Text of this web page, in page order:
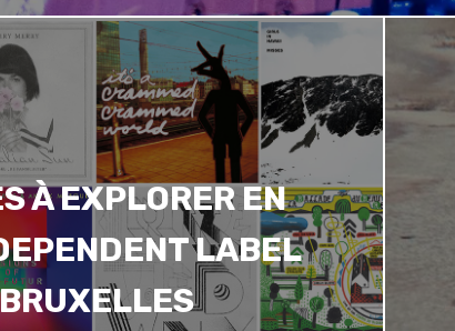
À EXPLORER EN
LABEL